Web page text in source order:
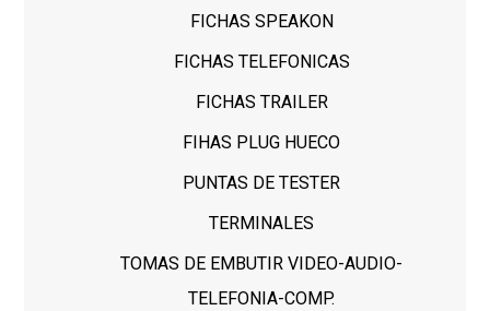
FICHAS SPEAKON
FICHAS TELEFONICAS
FICHAS TRAILER
FIHAS PLUG HUECO
PUNTAS DE TESTER
TERMINALES
TOMAS DE EMBUTIR VIDEO-AUDIO-
TELEFONIA-COMP.